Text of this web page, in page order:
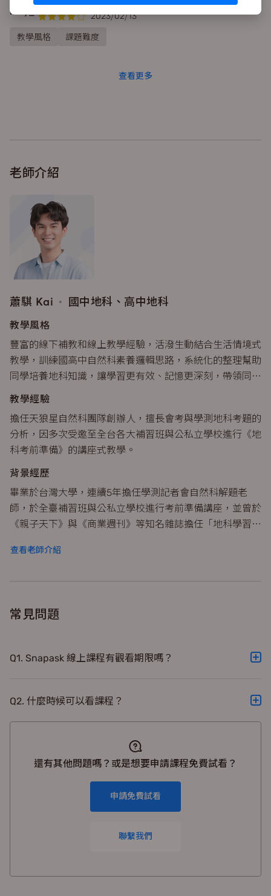
2023/02/13
教學風格
課題難度
查看更多
老師介紹
蕭騏 Kai • 國中地科、高中地科
教學風格
豐富的線下補教和線上教學經驗，活潑生動結合生活情境式
教學，訓練國高中自然科素養邏輯思路，系統化的整理幫助
同學培養地科知識，讓學習更有效、記憶更深刻，帶領同學
輕鬆提升高中段考和學測分數。
教學經驗
擔任天狼星自然科團隊創辦人，擅長會考與學測地科考題的
分析，因多次受邀至全台各大補習班與公私立學校進行《地
科考前準備》的講座式教學。
背景經歷
畢業於台灣大學，連續5年擔任學測記者會自然科解題老
師，於全臺補習班與公私立學校進行考前準備講座，並曾於
《親子天下》與《商業週刊》等知名雜誌擔任「地科學習」
查看老師介紹
常見問題
Q1. Snapask 線上課程有觀看期限嗎？
Q2. 什麼時候可以看課程？
還有其他問題嗎？或是想要申請課程免費試看？
申請免費試看
聯繫我們